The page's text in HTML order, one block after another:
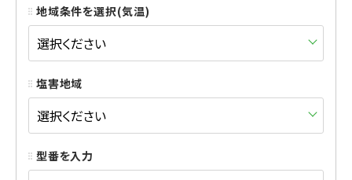
地域条件を選択(気温)
塩害地域
型番を入力